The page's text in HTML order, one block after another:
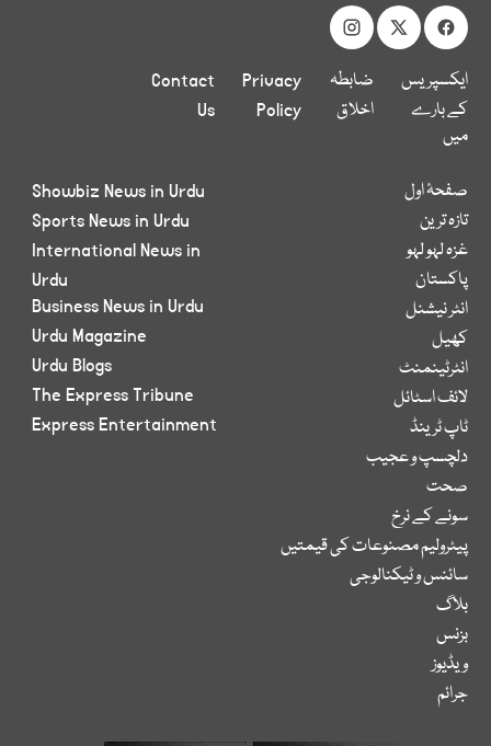
ایکسپریس
کے بارے
میں
ضابطہ
اخلاق
Privacy
Policy
Contact
Us
صفحۂ اول
تازہ ترین
غزہ لہو لہو
پاکستان
انٹر نیشنل
کھیل
انٹرٹینمنٹ
لائف اسٹائل
ٹاپ ٹرینڈ
دلچسپ و عجیب
صحت
سونے کے نرخ
پیٹرولیم مصنوعات کی قیمتیں
سائنس و ٹیکنالوجی
بلاگ
بزنس
ویڈیوز
جرائم
Showbiz News in Urdu
Sports News in Urdu
International News in
Urdu
Business News in Urdu
Urdu Magazine
Urdu Blogs
The Express Tribune
Express Entertainment